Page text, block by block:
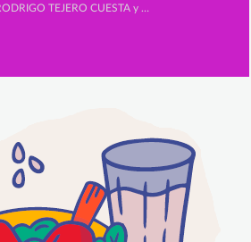
Secundaria, RODRIGO TEJERO CUESTA y ÁLVARO ORTEGA FERNÁNDEZ